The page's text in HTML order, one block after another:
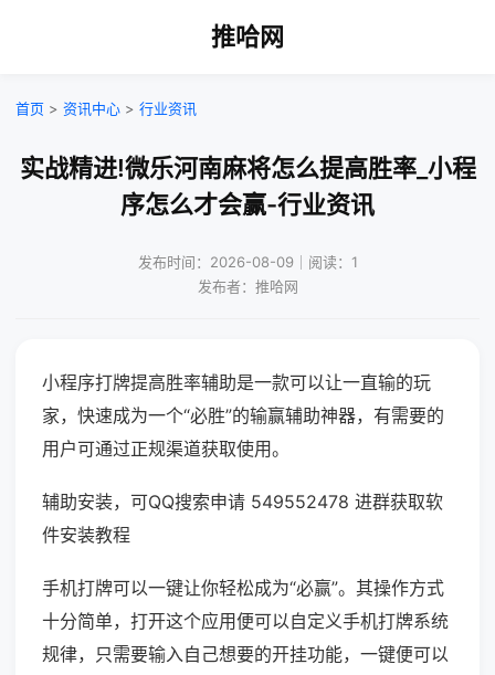
推哈网
首页 > 资讯中心 > 行业资讯
实战精进!微乐河南麻将怎么提高胜率_小程
序怎么才会赢-行业资讯
发布时间：2026-08-09｜阅读：1
发布者：推哈网
小程序打牌提高胜率辅助是一款可以让一直输的玩
家，快速成为一个“必胜”的输赢辅助神器，有需要的
用户可通过正规渠道获取使用。
辅助安装，可QQ搜索申请 549552478 进群获取软
件安装教程
手机打牌可以一键让你轻松成为“必赢”。其操作方式
十分简单，打开这个应用便可以自定义手机打牌系统
规律，只需要输入自己想要的开挂功能，一键便可以